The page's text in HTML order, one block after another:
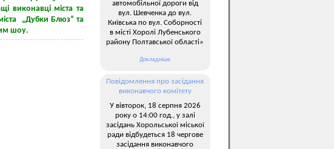
виконавці міста та
„Дубки Блюз“ та
шоу.
автомобільної дороги від
вул. Шевченка до вул.
Київська по вул. Соборності
в місті Хоролі Лубенського
району Полтавської області»
Докладніше
Повідомлення про засідання
виконавчого комітету
У вівторок, 18 серпня 2026
року о 14:00 год., у залі
засідань Хорольської міської
ради відбудеться 18 чергове
засідання виконавчого